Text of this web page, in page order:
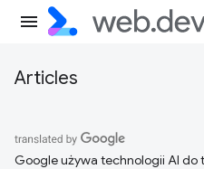
Articles
Google używa technologii AI do